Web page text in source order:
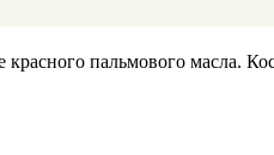
красного пальмового масла.